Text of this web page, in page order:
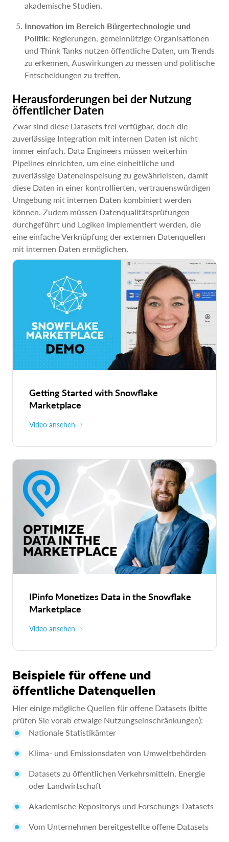
akademische Studien.
Innovation im Bereich Bürgertechnologie und
Politik: Regierungen, gemeinnützige Organisationen
und Think Tanks nutzen öffentliche Daten, um Trends
zu erkennen, Auswirkungen zu messen und politische
Entscheidungen zu treffen.
Herausforderungen bei der Nutzung
öffentlicher Daten
Zwar sind diese Datasets frei verfügbar, doch die
zuverlässige Integration mit internen Daten ist nicht
immer einfach. Data Engineers müssen weiterhin
Pipelines einrichten, um eine einheitliche und
zuverlässige Dateneinspeisung zu gewährleisten, damit
diese Daten in einer kontrollierten, vertrauenswürdigen
Umgebung mit internen Daten kombiniert werden
können. Zudem müssen Datenqualitätsprüfungen
durchgeführt und Logiken implementiert werden, die
eine einfache Verknüpfung der externen Datenquellen
mit internen Daten ermöglichen.
Getting Started with Snowflake
Marketplace
Video ansehen
IPinfo Monetizes Data in the Snowflake
Marketplace
Video ansehen
Beispiele für offene und
öffentliche Datenquellen
Hier einige mögliche Quellen für offene Datasets (bitte
prüfen Sie vorab etwaige Nutzungseinschränkungen):
Nationale Statistikämter
Klima- und Emissionsdaten von Umweltbehörden
Datasets zu öffentlichen Verkehrsmitteln, Energie
oder Landwirtschaft
Akademische Repositorys und Forschungs-Datasets
Vom Unternehmen bereitgestellte offene Datasets